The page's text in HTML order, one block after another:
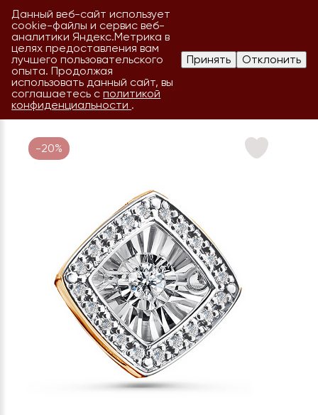
-20%
Данный веб-сайт использует
cookie-файлы и сервис веб-
аналитики Яндекс.Метрика в
целях предоставления вам
лучшего пользовательского
опыта. Продолжая
использовать данный сайт, вы
соглашаетесь сполитикой
конфиденциальности .
Принять Отклонить